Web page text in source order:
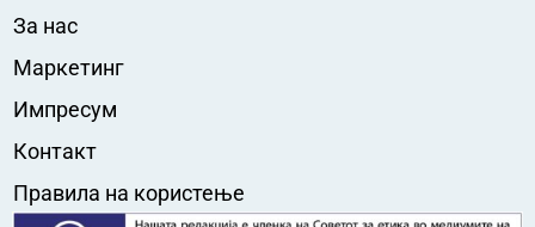
За нас
Маркетинг
Импресум
Контакт
Правила на користење